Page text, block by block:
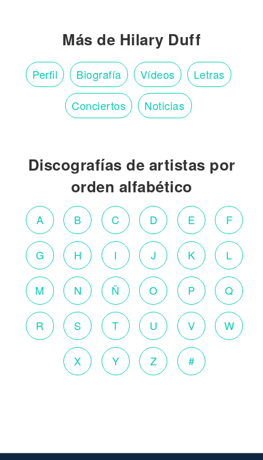
Más de Hilary Duff
Perfil Biografía Vídeos Letras
Conciertos Noticias
Discografías de artistas por
orden alfabético
A B C D E F
G H I J K L
M N Ñ O P Q
R S T U V W
X Y Z #